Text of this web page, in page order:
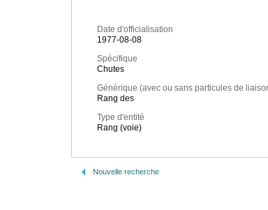
Date d'officialisation
1977-08-08
Spécifique
Chutes
Générique (avec ou sans particules de
Rang des
Type d'entité
Rang (voie)
Nouvelle recherche